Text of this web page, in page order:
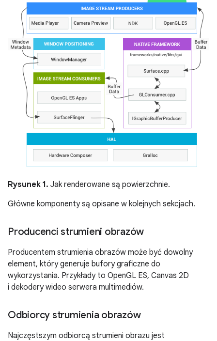
Rysunek 1. Jak renderowane są powierzchnie.
Główne komponenty są opisane w kolejnych sekcjach.
Producenci strumieni obrazów
Producentem strumienia obrazów może być dowolny
element, który generuje bufory graficzne do
wykorzystania. Przykłady to OpenGL ES, Canvas 2D
i dekodery wideo serwera multimediów.
Odbiorcy strumienia obrazów
Najczęstszym odbiorcą strumieni obrazu jest